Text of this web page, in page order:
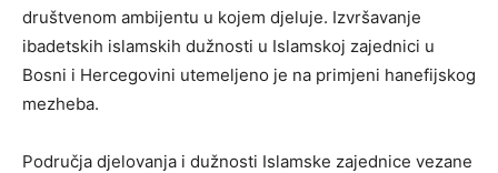
društvenom ambijentu u kojem djeluje. Izvršavanje
ibadetskih islamskih dužnosti u Islamskoj zajednici u
Bosni i Hercegovini utemeljeno je na primjeni hanefijskog
mezheba.
Područja djelovanja i dužnosti Islamske zajednice vezane